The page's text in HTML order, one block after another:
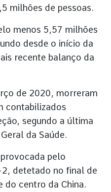
milhões de pessoas.
menos 5,57 milhões
desde o início da
recente balanço da
de 2020, morreram
contabilizados
segundo a última
da Saúde.
pelo
detetado no final de
do centro da China.